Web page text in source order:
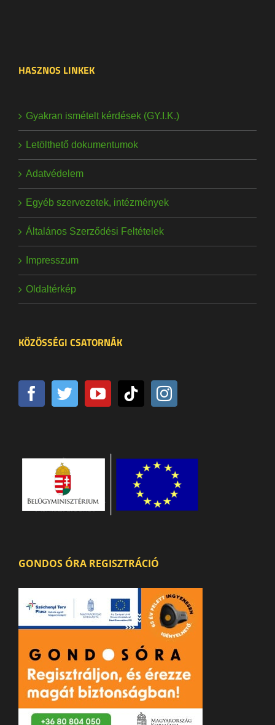
HASZNOS LINKEK
Gyakran ismételt kérdések (GY.I.K.)
Letölthető dokumentumok
Adatvédelem
Egyéb szervezetek, intézmények
Általános Szerződési Feltételek
Impresszum
Oldaltérkép
KÖZÖSSÉGI CSATORNÁK
GONDOS ÓRA REGISZTRÁCIÓ